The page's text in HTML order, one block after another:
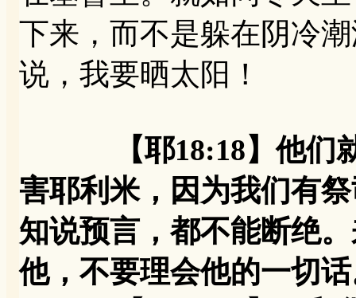
下来，而不是躲在阴冷
说，我要晒太阳！
【耶18:18】他
害耶利米，因为我们有
知说预言，都不能断绝
他，不要理会他的一切